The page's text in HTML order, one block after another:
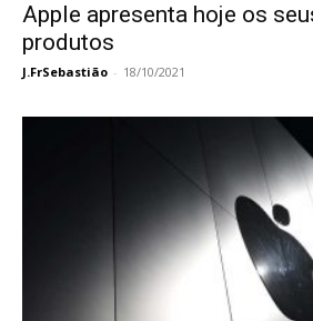
Apple apresenta hoje os
produtos
J.FrSebastião - 18/10/2021